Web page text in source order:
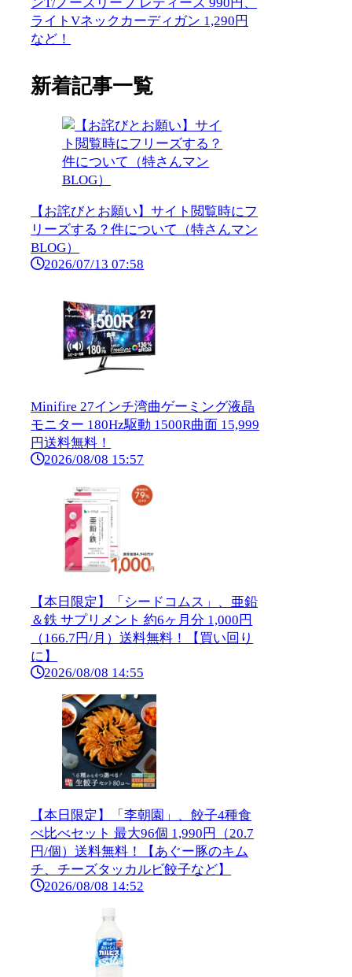
ライトVネックカーディガン 1,290円
など！
新着記事一覧
【お詫びとお願い】サイト閲覧時にフ
リーズする？件について（特さんマン
BLOG）
2026/07/13 07:58
Minifire 27インチ湾曲ゲーミング液晶
モニター 180Hz駆動 1500R曲面 15,999
円送料無料！
2026/08/08 15:57
【本日限定】「シードコムス」、亜鉛
＆鉄 サプリメント 約6ヶ月分 1,000円
（166.7円/月）送料無料！【買い回り
に】
2026/08/08 14:55
【本日限定】「李朝園」、餃子4種食
べ比べセット 最大96個 1,990円（20.7
円/個）送料無料！【あぐー豚のキム
チ、チーズタッカルビ餃子など】
2026/08/08 14:52